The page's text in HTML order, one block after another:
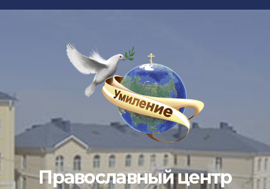
Перейти
Православный центр